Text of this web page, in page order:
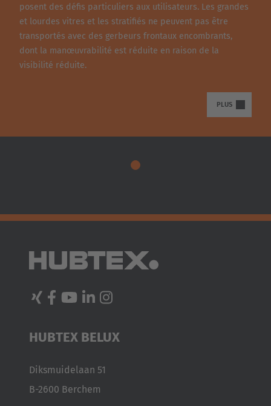
posent des défis particuliers aux utilisateurs. Les grandes
et lourdes vitres et les stratifiés ne peuvent pas être
transportés avec des gerbeurs frontaux encombrants,
dont la manœuvrabilité est réduite en raison de la
visibilité réduite.
PLUS
HUBTEX BELUX
Diksmuidelaan 51
B-2600 Berchem